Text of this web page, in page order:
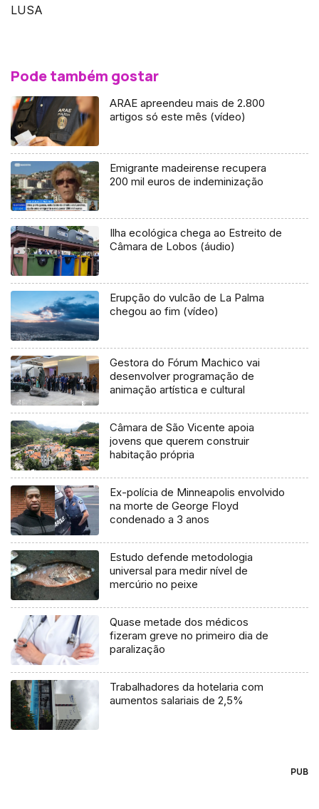
LUSA
Pode também gostar
ARAE apreendeu mais de 2.800
artigos só este mês (vídeo)
Emigrante madeirense recupera
200 mil euros de indeminização
Ilha ecológica chega ao Estreito de
Câmara de Lobos (áudio)
Erupção do vulcão de La Palma
chegou ao fim (vídeo)
Gestora do Fórum Machico vai
desenvolver programação de
animação artística e cultural
Câmara de São Vicente apoia
jovens que querem construir
habitação própria
Ex-polícia de Minneapolis envolvido
na morte de George Floyd
condenado a 3 anos
Estudo defende metodologia
universal para medir nível de
mercúrio no peixe
Quase metade dos médicos
fizeram greve no primeiro dia de
paralização
Trabalhadores da hotelaria com
aumentos salariais de 2,5%
PUB